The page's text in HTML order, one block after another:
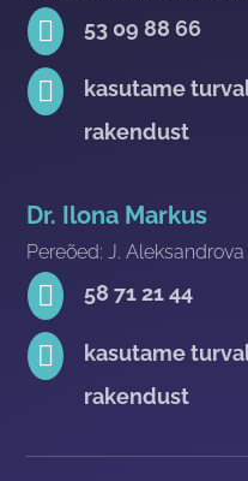
 53 09 88 66

kasutame
rakendust
Dr. Ilona Markus
Pereõed: J.
 58 71 21 44

kasutame
rakendust